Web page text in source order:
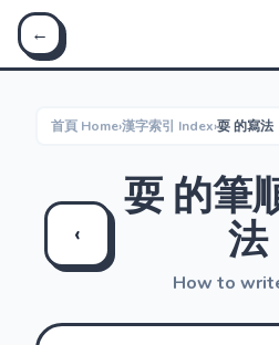
Stroke Master 筆順大師 - 學習中文
←
首頁 Home›漢字索引 Index›耍 的寫法
‹
耍 的筆
法
How to